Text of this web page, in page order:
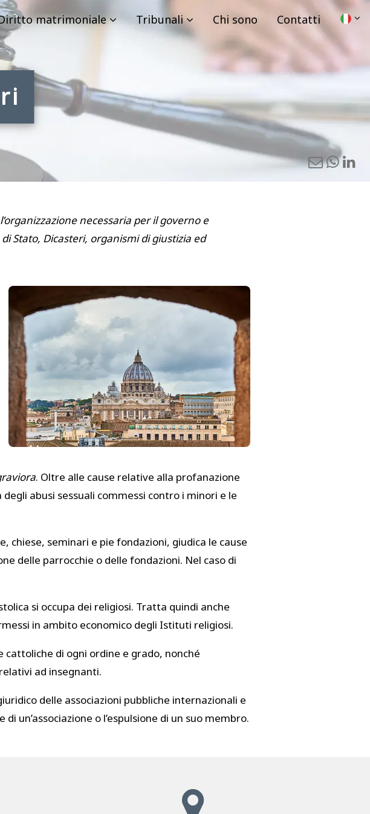
matrimoniale Tribunali Chi sono Contatti
necessaria per il governo e
Stato, Dicasteri, organismi di giustizia ed
. Oltre alle cause relative alla profanazione
abusi sessuali commessi contro i minori e le
chiese, seminari e pie fondazioni, giudica le cause
delle parrocchie o delle fondazioni. Nel caso di
si occupa dei religiosi. Tratta quindi anche
in ambito economico degli Istituti religiosi.
cattoliche di ogni ordine e grado, nonché
ad insegnanti.
delle associazioni pubbliche internazionali e
un’associazione o l’espulsione di un suo membro.